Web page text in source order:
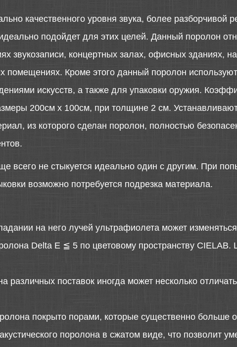
качественного уровня звука, более разборчивой
подойдет для этих целей. Данный поролон
звукозаписи, концертных залах, офисных зданиях,
помещениях. Кроме этого данный поролон
искусств, а также для упаковки оружия.
200см x 100см, при толщине 2 см.
из которого сделан поролон, полностью
всего не стыкуется идеально один с другим. При
возможно потребуется подрезка материала.
на него лучей ультрафиолета может
Delta E ≦ 5 по цветовому пространству
различных поставок иногда может несколько
покрыто порами, которые существенно больше
поролона в сжатом виде, что позволит